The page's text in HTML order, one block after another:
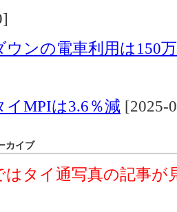
ンの電車利用は150
イMPIは3.6％減 [2025-
カイブ
はタイ通写真の記事が